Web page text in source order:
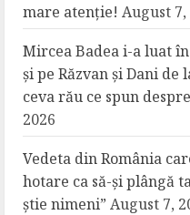
mare atenție! August 7,
Mircea Badea i-a luat
și pe Răzvan și Dani de
ceva rău ce spun
2026
Vedeta din România
hotare ca să-și plângă
știe nimeni” August 7,